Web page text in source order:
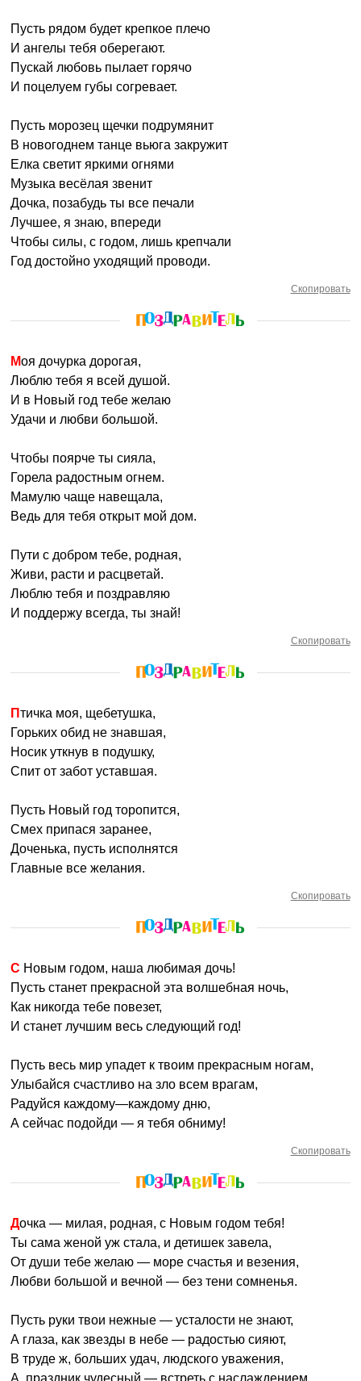
Пусть рядом будет крепкое плечо
И ангелы тебя оберегают.
Пускай любовь пылает горячо
И поцелуем губы согревает.
Пусть морозец щечки подрумянит
В новогоднем танце вьюга закружит
Елка светит яркими огнями
Музыка весёлая звенит
Дочка, позабудь ты все печали
Лучшее, я знаю, впереди
Чтобы силы, с годом, лишь крепчали
Год достойно уходящий проводи.
Скопировать
Моя дочурка дорогая,
Люблю тебя я всей душой.
И в Новый год тебе желаю
Удачи и любви большой.
Чтобы поярче ты сияла,
Горела радостным огнем.
Мамулю чаще навещала,
Ведь для тебя открыт мой дом.
Пути с добром тебе, родная,
Живи, расти и расцветай.
Люблю тебя и поздравляю
И поддержу всегда, ты знай!
Скопировать
Птичка моя, щебетушка,
Горьких обид не знавшая,
Носик уткнув в подушку,
Спит от забот уставшая.
Пусть Новый год торопится,
Смех припася заранее,
Доченька, пусть исполнятся
Главные все желания.
Скопировать
С Новым годом, наша любимая дочь!
Пусть станет прекрасной эта волшебная ночь,
Как никогда тебе повезет,
И станет лучшим весь следующий год!
Пусть весь мир упадет к твоим прекрасным ногам,
Улыбайся счастливо на зло всем врагам,
Радуйся каждому—каждому дню,
А сейчас подойди — я тебя обниму!
Скопировать
Дочка — милая, родная, с Новым годом тебя!
Ты сама женой уж стала, и детишек завела,
От души тебе желаю — море счастья и везения,
Любви большой и вечной — без тени сомненья.
Пусть руки твои нежные — усталости не знают,
А глаза, как звезды в небе — радостью сияют,
В труде ж, больших удач, людского уважения,
А, праздник чудесный — встреть с наслаждением.